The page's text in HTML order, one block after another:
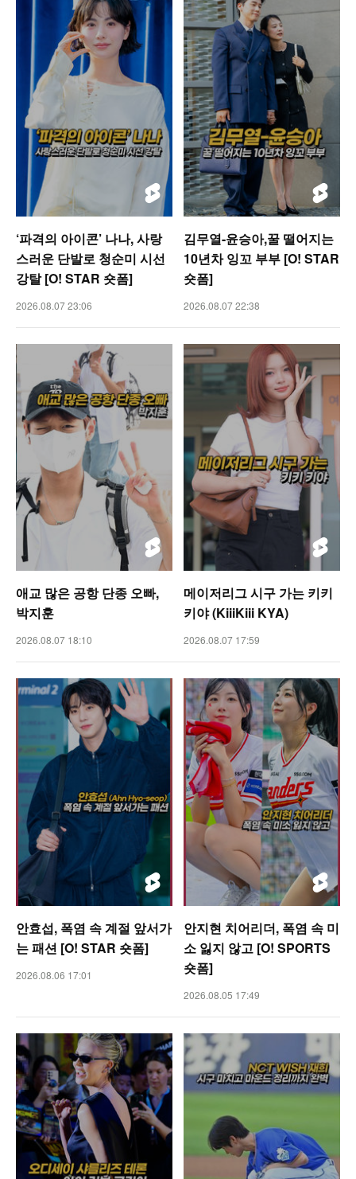
‘파격의 아이콘’ 나나, 사랑
스러운 단발로 청순미 시선
강탈 [O! STAR 숏폼]
2026.08.07 23:06
김무열-윤승아,꿀 떨어지는
10년차 잉꼬 부부 [O! STAR
숏폼]
2026.08.07 22:38
애교 많은 공항 단종 오빠,
박지훈
2026.08.07 18:10
메이저리그 시구 가는 키키
키야 (KiiiKiii KYA)
2026.08.07 17:59
안효섭, 폭염 속 계절 앞서가
는 패션 [O! STAR 숏폼]
2026.08.06 17:01
안지현 치어리더, 폭염 속 미
소 잃지 않고 [O! SPORTS
숏폼]
2026.08.05 17:49